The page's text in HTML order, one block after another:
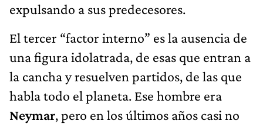
expulsando a sus predecesores.
El tercer “factor interno” es la ausencia de
una figura idolatrada, de esas que entran a
la cancha y resuelven partidos, de las que
habla todo el planeta. Ese hombre era
Neymar, pero en los últimos años casi no